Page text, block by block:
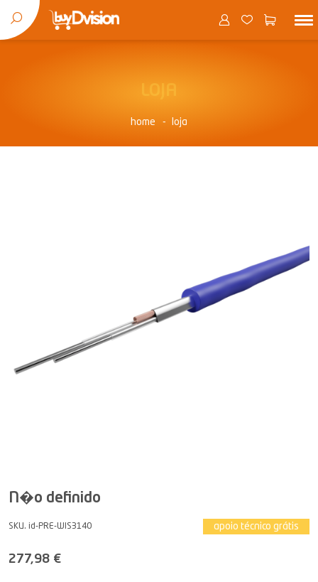
home loja
N�o definido
SKU. id-PRE-WIS3140 apoio técnico grátis
277,98 €